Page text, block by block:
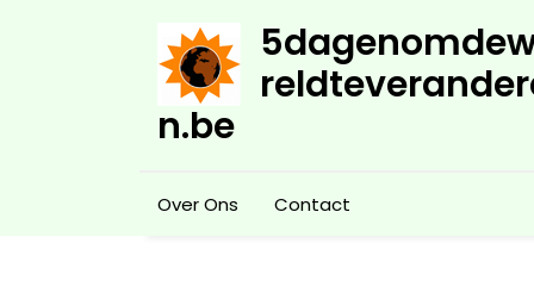
n.be
Over Ons Contact